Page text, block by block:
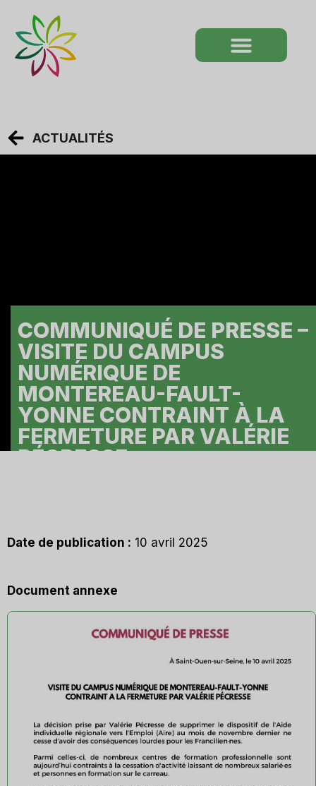
ACTUALITÉS
COMMUNIQUÉ DE PRESSE –
VISITE DU CAMPUS
NUMÉRIQUE DE
MONTEREAU-FAULT-
YONNE CONTRAINT À LA
FERMETURE PAR VALÉRIE
PÉCRESSE
A
Date de publication : 10 avril 2025
Document annexe